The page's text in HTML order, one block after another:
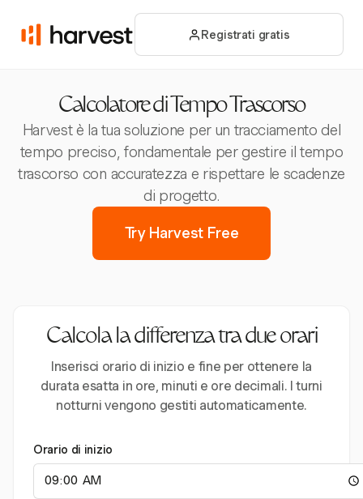
Registrati gratis
Calcolatore di Tempo Trascorso
Harvest è la tua soluzione per un tracciamento del
tempo preciso, fondamentale per gestire il tempo
trascorso con accuratezza e rispettare le scadenze
di progetto.
Try Harvest Free
Calcola la differenza tra due orari
Inserisci orario di inizio e fine per ottenere la
durata esatta in ore, minuti e ore decimali. I turni
notturni vengono gestiti automaticamente.
Orario di inizio